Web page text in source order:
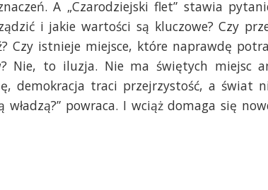
A „Czarodziejski flet” stawia
i jakie wartości są kluczowe? Czy
Czy istnieje miejsce, które naprawdę
Nie, to iluzja. Nie ma świętych miejsc
demokracja traci przejrzystość, a świat
powraca. I wciąż domaga się